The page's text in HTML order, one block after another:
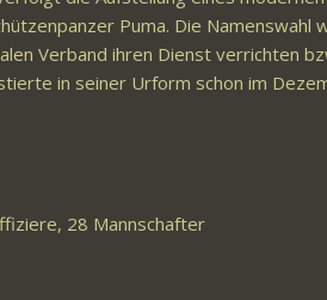
Puma. Die
Verband ihren Dienst verrichten
in seiner Urform schon im
28 Mannschafter